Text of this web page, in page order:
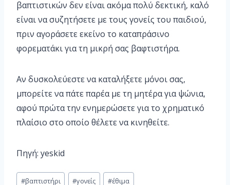
βαπτιστικών δεν είναι ακόμα πολύ δεκτική, καλό
είναι να συζητήσετε με τους γονείς του παιδιού,
πριν αγοράσετε εκείνο το καταπράσινο
φορεματάκι για τη μικρή σας βαφτιστήρα.
Αν δυσκολεύεστε να καταλήξετε μόνοι σας,
μπορείτε να πάτε παρέα με τη μητέρα για ψώνια,
αφού πρώτα την ενημερώσετε για το χρηματικό
πλαίσιο στο οποίο θέλετε να κινηθείτε.
Πηγή: yeskid
#βαπτιστήρι #γονείς #έθιμα